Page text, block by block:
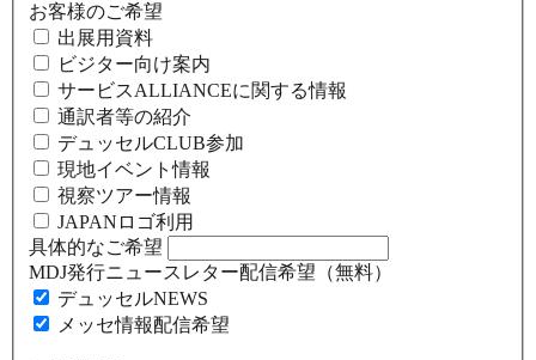
お客様のご希望
出展用資料
ビジター向け案内
サービスALLIANCEに関する情報
通訳者等の紹介
デュッセルCLUB参加
現地イベント情報
視察ツアー情報
JAPANロゴ利用
具体的なご希望
MDJ発行ニュースレター配信希望（無料）
デュッセルNEWS
メッセ情報配信希望